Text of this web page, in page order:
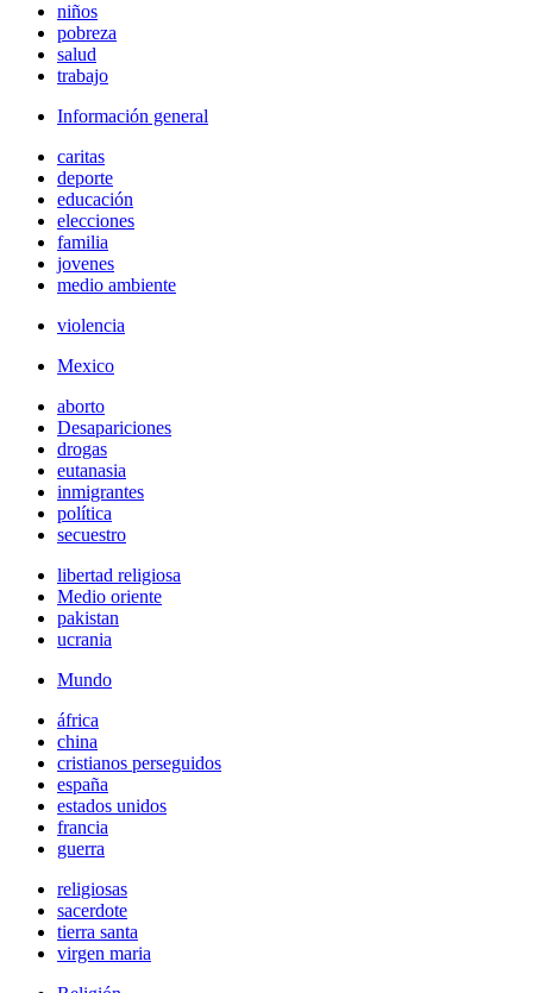
niños
pobreza
salud
trabajo
Información general
caritas
deporte
educación
elecciones
familia
jovenes
medio ambiente
violencia
Mexico
aborto
Desapariciones
drogas
eutanasia
inmigrantes
política
secuestro
libertad religiosa
Medio oriente
pakistan
ucrania
Mundo
áfrica
china
cristianos perseguidos
españa
estados unidos
francia
guerra
religiosas
sacerdote
tierra santa
virgen maria